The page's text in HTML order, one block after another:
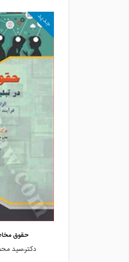
جدید
حقوق
دکتر،سید